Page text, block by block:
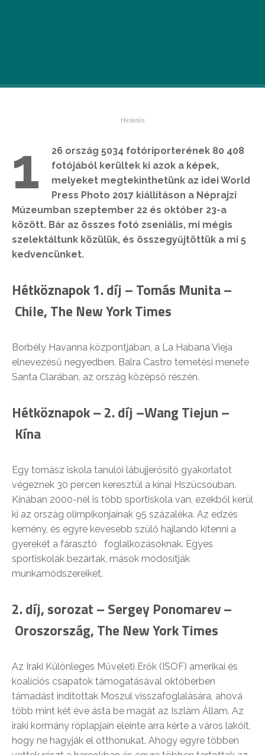
1
26 ország 5034 fotóriporterének 80 408
fotójából kerültek ki azok a képek,
melyeket megtekinthetünk az idei World
Press Photo 2017 kiállításon a Néprajzi
Múzeumban szeptember 22 és október 23-a
között. Bár az összes fotó zseniális, mi mégis
szelektáltunk közülük, és összegyűjtöttük a mi 5
kedvencünket.
Hétköznapok1. díj – Tomás Munita –
Chile, The New York Times
Borbély Havanna központjában, a La Habana Vieja
elnevezésű negyedben. Balra Castro temetési menete
Santa Clarában, az ország középső részén.
Hétköznapok – 2. díj –Wang Tiejun –
Kína
Egy tornász iskola tanulói lábujjerősítő gyakorlatot
végeznek 30 percen keresztül a kínai Hszücsouban.
Kínában 2000-nél is több sportiskola van, ezekből kerül
ki az ország olimpikonjainak 95 százaléka. Az edzés
kemény, és egyre kevesebb szülő hajlandó kitenni a
gyerekét a fárasztó foglalkozásoknak. Egyes
sportiskolák bezártak, mások módosítják
munkamódszereiket.
2. díj, sorozat – Sergey Ponomarev –
Oroszország, The New York Times
Az Iraki Különleges Műveleti Erők (ISOF) amerikai és
koalíciós csapatok támogatásával októberben
támadást indítottak Moszul visszafoglalására, ahová
több mint két éve ásta be magát az Iszlám Állam. Az
iraki kormány röplapjain eleinte arra kérte a város lakóit,
hogy ne hagyják el otthonukat. Ahogy egyre többen